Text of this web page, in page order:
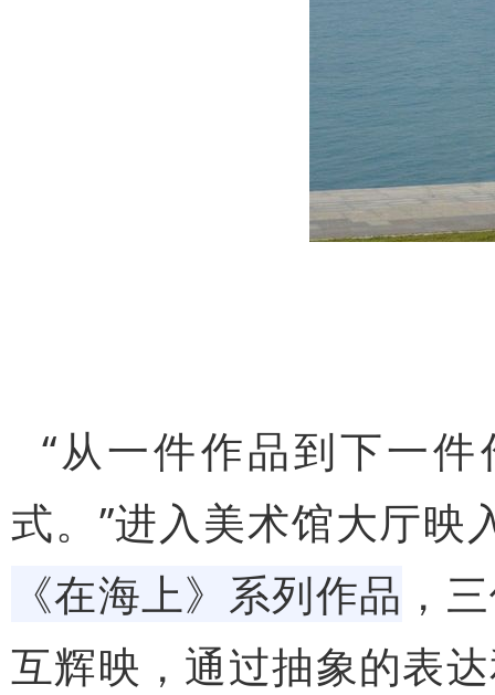
“从一件作品到下一
式。”进入美术馆大厅映
《在海上》系列作品 ，
互辉映，通过抽象的表